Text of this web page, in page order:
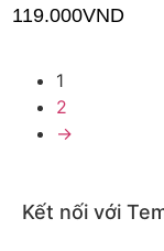
119.000VND
1
2
→
Kết nối với